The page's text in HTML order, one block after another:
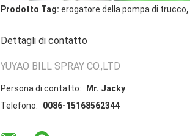
Prodotto Tag: erogatore della pompa di trucco,
Dettagli di contatto
YUYAO BILL SPRAY CO.,LTD
Persona di contatto:
Mr. Jacky
Telefono:
0086-15168562344